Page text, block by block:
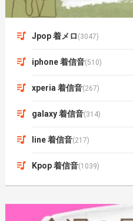
Jpop 着メロ (3047)
iphone 着信音(510)
xperia 着信音(267)
galaxy 着信音(314)
line 着信音(217)
Kpop 着信音(1039)